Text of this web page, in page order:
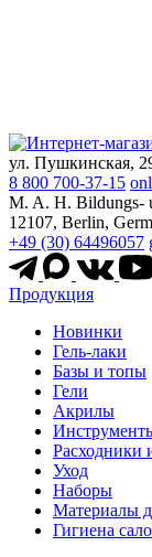
ул. Пушкинская,
8 800 700-37-15
M. A. H. Bildungs-
12107, Berlin,
+49 (30) 64496057
Продукция
Новинки
Гель-лаки
Базы и топы
Гели
Акрилы
Расходники
Уход
Наборы
Материалы
Гигиена